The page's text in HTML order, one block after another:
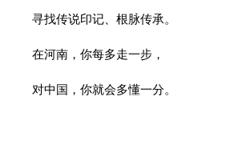
寻找传说印记、根脉传承。
在河南，你每多走一步，
对中国，你就会多懂一分。